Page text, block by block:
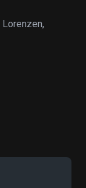
Lorenzen,